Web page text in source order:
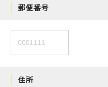
郵便番号
住所